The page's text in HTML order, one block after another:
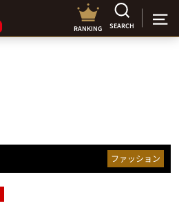
RANKING SEARCH
ファッション